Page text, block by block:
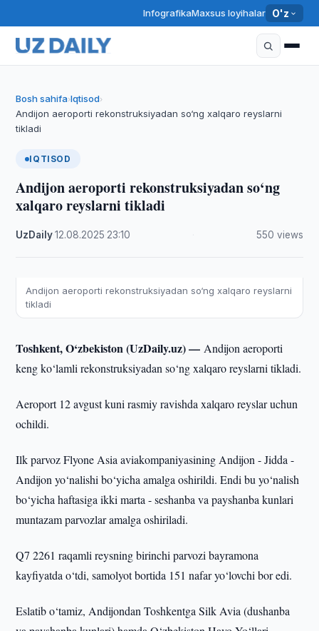
InfografikaMaxsus loyihalar O'z
Bosh sahifa›Iqtisod›
Andijon aeroporti rekonstruksiyadan so‘ng xalqaro reyslarni
tikladi
IQTISOD
Andijon aeroporti rekonstruksiyadan so‘ng
xalqaro reyslarni tikladi
UzDaily·12.08.2025 23:10 550 views
Andijon aeroporti rekonstruksiyadan so‘ng xalqaro reyslarni
tikladi
Toshkent, O‘zbekiston (UzDaily.uz) —Andijon aeroporti
keng ko‘lamli rekonstruksiyadan so‘ng xalqaro reyslarni tikladi.
Aeroport 12 avgust kuni rasmiy ravishda xalqaro reyslar uchun
ochildi.
Ilk parvoz Flyone Asia aviakompaniyasining Andijon - Jidda -
Andijon yo‘nalishi bo‘yicha amalga oshirildi. Endi bu yo‘nalish
bo‘yicha haftasiga ikki marta - seshanba va payshanba kunlari
muntazam parvozlar amalga oshiriladi.
Q7 2261 raqamli reysning birinchi parvozi bayramona
kayfiyatda o‘tdi, samolyot bortida 151 nafar yo‘lovchi bor edi.
Eslatib o‘tamiz, Andijondan Toshkentga Silk Avia (dushanba